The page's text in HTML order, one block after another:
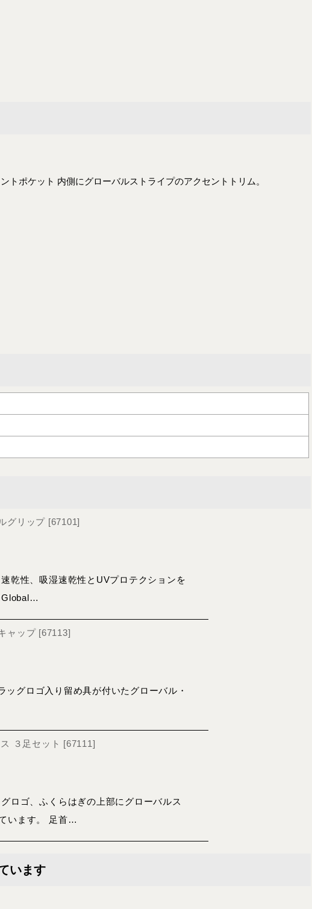
ポケット 内側にグローバルストライプのアクセントトリム。
グリップ [67101]
乾性、吸湿速乾性とUVプロテクションを
Global…
ャップ [67113]
グロゴ入り留め具が付いたグローバル・
３足セット [67111]
ロゴ、ふくらはぎの上部にグローバルス
います。 足首…
います